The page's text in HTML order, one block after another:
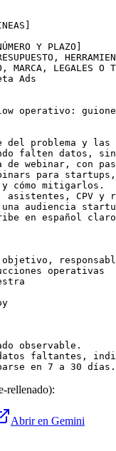
Y PLAZO]
LEGALES O
Ads
operativo:
del problema y
falten datos,
webinar, con
para
cómo mitigarlos.
asistentes, CPV y
audiencia
en español
operativas
observable.
datos faltantes,
en 7 a 30 días.
rellenado):
Abrir en Gemini